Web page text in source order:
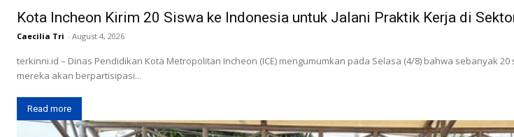
Kota Incheon Kirim 20 Siswa ke Indonesia untuk Jalani Praktik Kerja di
Caecilia Tri - August 4, 2026
terkinni.id – Dinas Pendidikan Kota Metropolitan Incheon (ICE) mengumumkan pada Selasa (4/8) bahwa sebanyak
mereka akan berpartisipasi...
Read more